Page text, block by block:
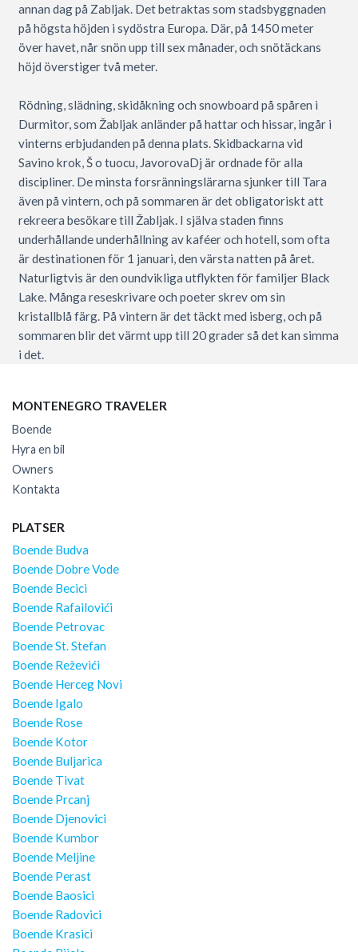
annan dag på Zabljak. Det betraktas som stadsbyggnaden
på högsta höjden i sydöstra Europa. Där, på 1450 meter
över havet, når snön upp till sex månader, och snötäckans
höjd överstiger två meter.
Rödning, slädning, skidåkning och snowboard på spåren i
Durmitor, som Žabljak anländer på hattar och hissar, ingår i
vinterns erbjudanden på denna plats. Skidbackarna vid
Savino krok, Š o tuocu, JavorovaDj är ordnade för alla
discipliner. De minsta forsränningslärarna sjunker till Tara
även på vintern, och på sommaren är det obligatoriskt att
rekreera besökare till Žabljak. I själva staden finns
underhållande underhållning av kaféer och hotell, som ofta
är destinationen för 1 januari, den värsta natten på året.
Naturligtvis är den oundvikliga utflykten för familjer Black
Lake. Många reseskrivare och poeter skrev om sin
kristallblå färg. På vintern är det täckt med isberg, och på
sommaren blir det värmt upp till 20 grader så det kan simma
i det.
MONTENEGRO TRAVELER
Boende
Hyra en bil
Owners
Kontakta
PLATSER
Boende Budva
Boende Dobre Vode
Boende Becici
Boende Rafailovići
Boende Petrovac
Boende St. Stefan
Boende Reževići
Boende Herceg Novi
Boende Igalo
Boende Rose
Boende Kotor
Boende Buljarica
Boende Tivat
Boende Prcanj
Boende Djenovici
Boende Kumbor
Boende Meljine
Boende Perast
Boende Baosici
Boende Radovici
Boende Krasici